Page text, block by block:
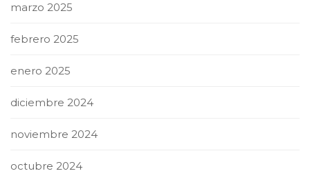
marzo 2025
febrero 2025
enero 2025
diciembre 2024
noviembre 2024
octubre 2024